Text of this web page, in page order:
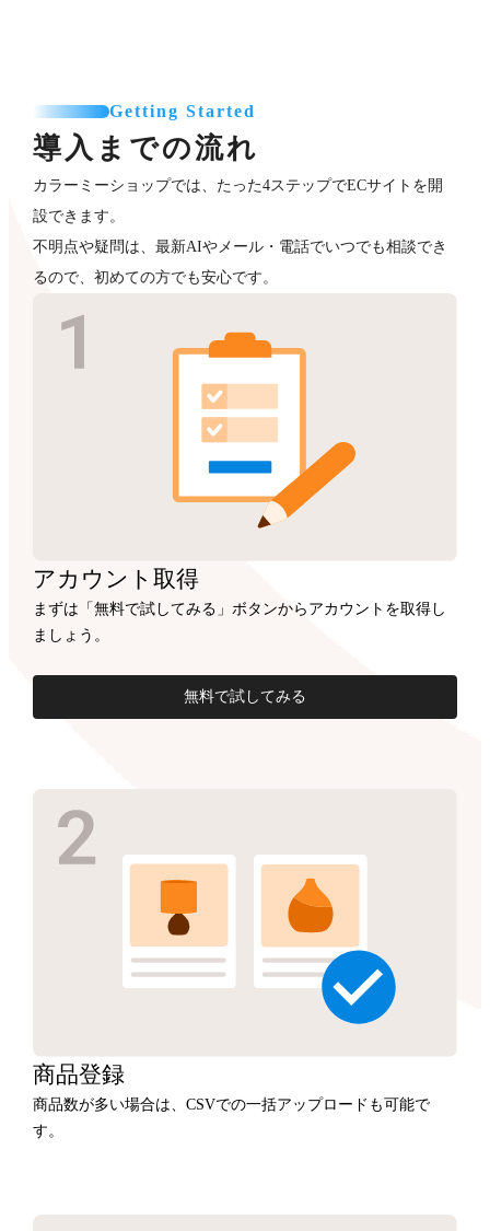
Getting Started
導入までの流れ
カラーミーショップでは、たった4ステップでECサイトを開
設できます。
不明点や疑問は、最新AIやメール・電話でいつでも相談でき
るので、初めての方でも安心です。
アカウント取得
まずは「無料で試してみる」ボタンからアカウントを取得し
ましょう。
無料で試してみる
商品登録
商品数が多い場合は、CSVでの一括アップロードも可能で
す。